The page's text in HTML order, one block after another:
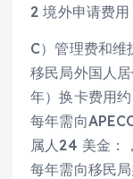
2 境外申请费
C）管理费和维
移民局外国人
年）换卡费用
每年需向
属人24 美金：，
每年需向移民